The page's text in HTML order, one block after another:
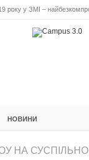
року у ЗМІ –
лідерство. Випуск 3
НОВИНИ
НА